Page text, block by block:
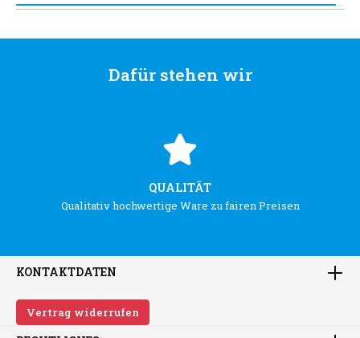
Dafür stehen wir
QUALITÄT
Qualitativ hochwertige Ware zu fairen Preisen
KONTAKTDATEN
Vertrag widerrufen